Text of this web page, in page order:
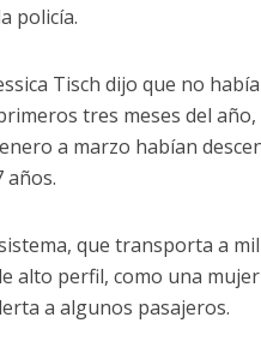
policía.
Tisch dijo que no
tres meses del
a marzo habían
años.
que transporta a
alto perfil, como una
a algunos pasajeros.